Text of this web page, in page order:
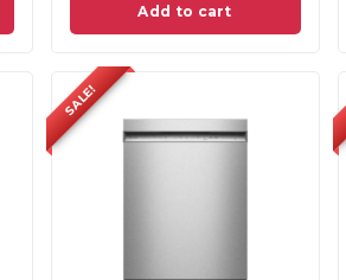
Add to cart
SALE!